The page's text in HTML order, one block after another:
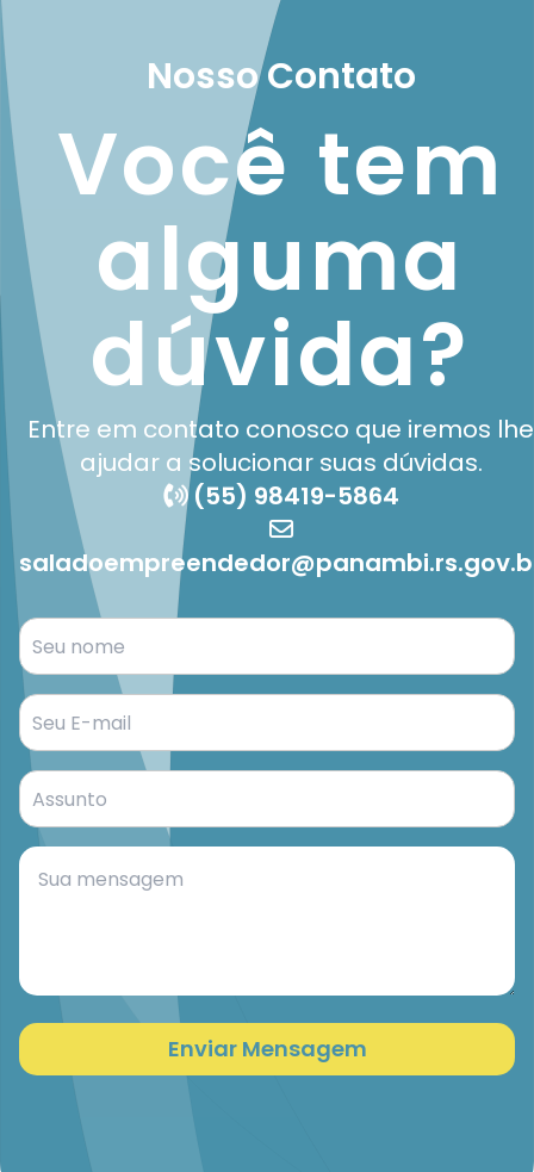
Nosso Contato
Você tem
alguma
dúvida?
Entre em contato conosco que iremos lhe
ajudar a solucionar suas dúvidas.
(55) 98419-5864
Enviar Mensagem